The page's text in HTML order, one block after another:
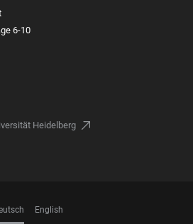
6-10
Heidelberg
English